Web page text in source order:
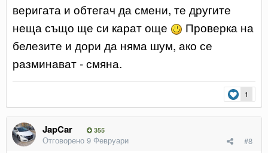
веригата и обтегач да смени, те другите
неща също ще си карат още
Проверка на
белезите и дори да няма шум, ако се
разминават - смяна.
1
JapCar 355
#8
Отговорено 9 Февруари